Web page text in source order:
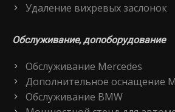
Удаление вихревых заслонок
Обслуживание, допоборудование
Обслуживание Mercedes
Дополнительное оснащение
Обслуживание BMW